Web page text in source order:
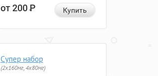
от 200Р Купить
Супер набор
(2х160мг, 4х80мг)